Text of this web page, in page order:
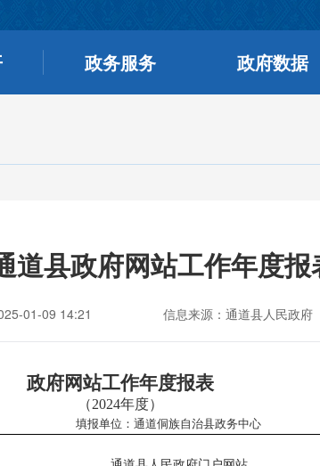
政务服务 政府数据
道县政府网站工作年度报
01-09 14:21 信息来源：通道县人民政府
政府网站工作年度报表
（2024年度）
： 通道侗族自治县政务中心